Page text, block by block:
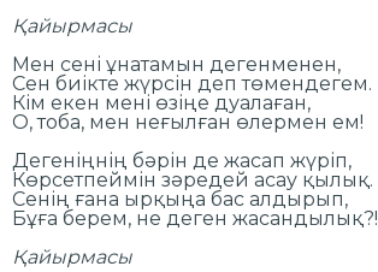
Қайырмасы
Мен сені ұнатамын дегенменен,
Сен биікте жүрсін деп төмендегем.
Кім екен мені өзіңе дуалаған,
О, тоба, мен неғылған өлермен ем!
Дегеніңнің бәрін де жасап жүріп,
Көрсетпеймін зәредей асау қылық.
Сенің ғана ырқыңа бас алдырып,
Бұға берем, не деген жасандылық?!
Қайырмасы